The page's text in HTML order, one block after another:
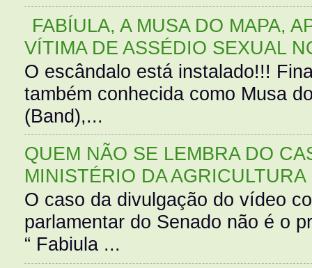
FABÍULA, A MUSA DO MAPA,
VÍTIMA DE ASSÉDIO SEXUAL
O escândalo está instalado!!!
também conhecida como Musa
(Band),...
QUEM NÃO SE LEMBRA DO
MINISTÉRIO DA AGRICULTURA
O caso da divulgação do vídeo
parlamentar do Senado não é o
“ Fabiula ...